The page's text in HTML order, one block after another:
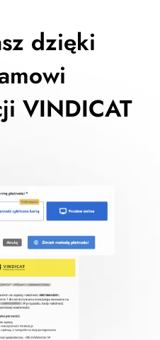
dzięki
VINDICAT